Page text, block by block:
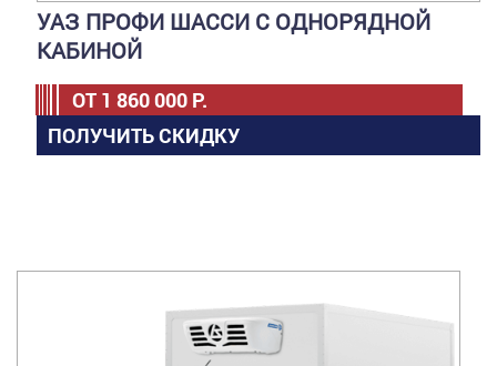
УАЗ ПРОФИ ШАССИ С ОДНОРЯДНОЙ
КАБИНОЙ
ОТ 1 860 000 Р.
ПОЛУЧИТЬ СКИДКУ